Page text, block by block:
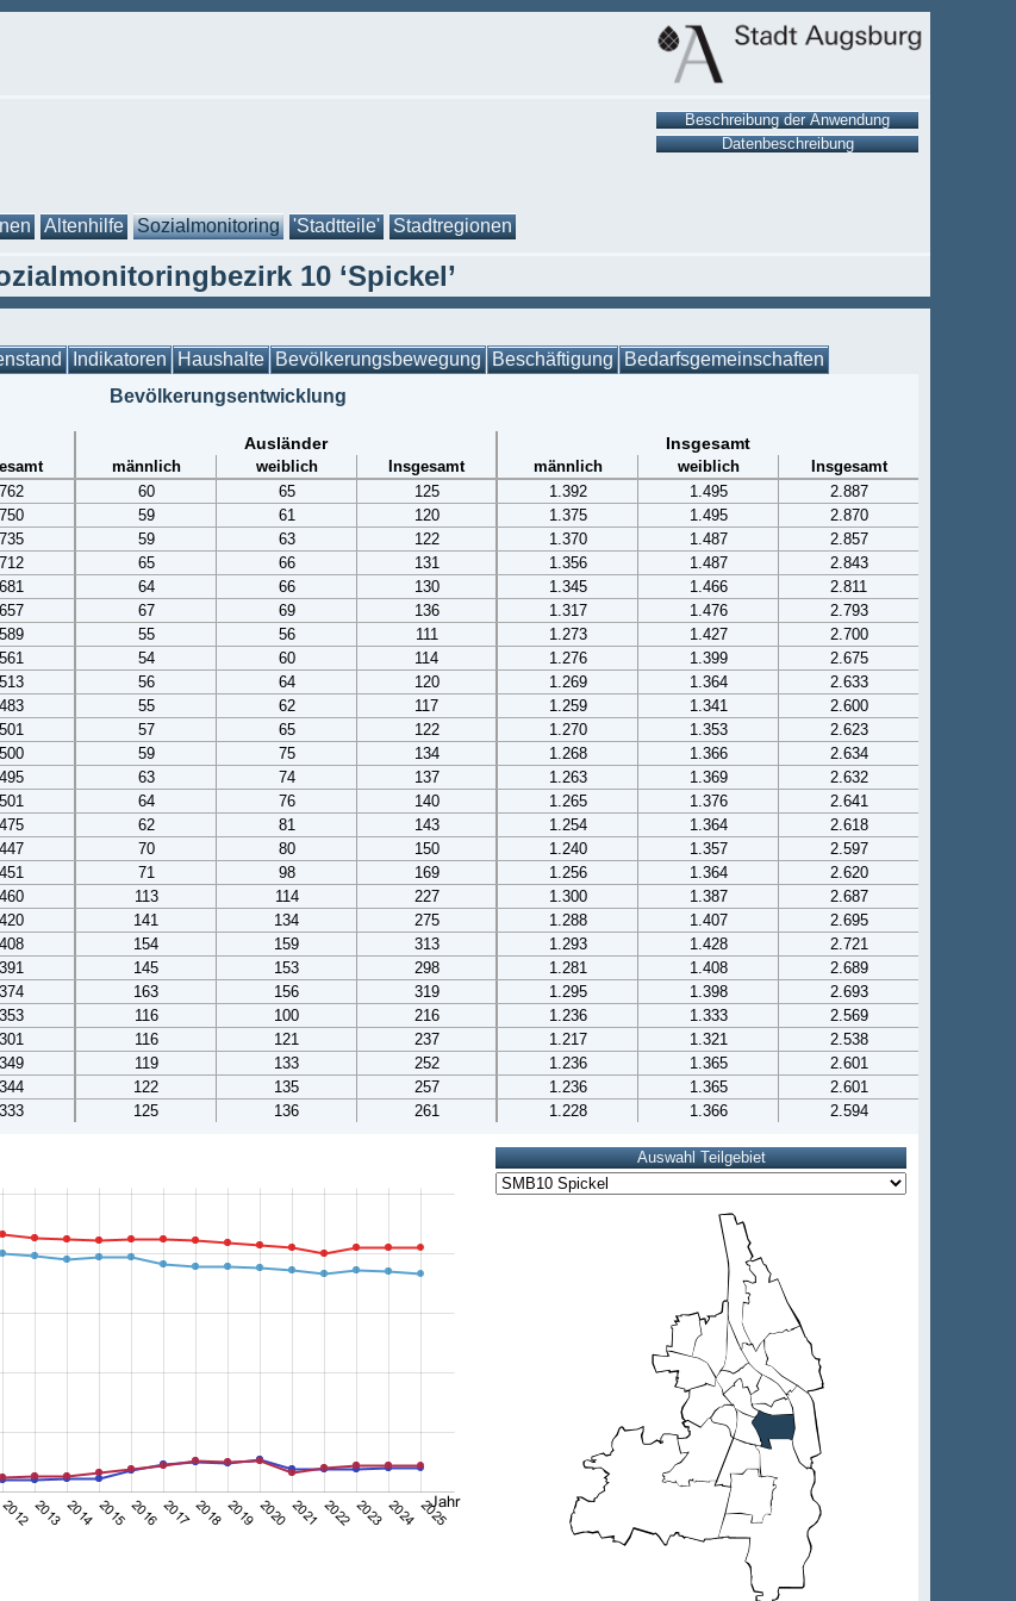
Altenhilfe Sozialmonitoring 'Stadtteile' Stadtregionen
10 ‘Spickel’
Indikatoren Haushalte Bevölkerungsbewegung Beschäftigung Bedarfsgemeinschaften
Bevölkerungsentwicklung
Ausländer Insgesamt
männlich weiblich Insgesamt männlich weiblich
Insgesamt
60 65 125 1.392 1.495
2.887
59 61 120 1.375 1.495
2.870
59 63 122 1.370 1.487
2.857
65 66 131 1.356 1.487
2.843
64 66 130 1.345 1.466
2.811
67 69 136 1.317 1.476
2.793
55 56 111 1.273 1.427
2.700
54 60 114 1.276 1.399
2.675
56 64 120 1.269 1.364
2.633
55 62 117 1.259 1.341
2.600
57 65 122 1.270 1.353
2.623
59 75 134 1.268 1.366
2.634
63 74 137 1.263 1.369
2.632
64 76 140 1.265 1.376
2.641
62 81 143 1.254 1.364
2.618
70 80 150 1.240 1.357
2.597
71 98 169 1.256 1.364
2.620
113 114 227 1.300 1.387
2.687
141 134 275 1.288 1.407
2.695
154 159 313 1.293 1.428
2.721
145 153 298 1.281 1.408
2.689
163 156 319 1.295 1.398
2.693
116 100 216 1.236 1.333
2.569
116 121 237 1.217 1.321
2.538
119 133 252 1.236 1.365
2.601
122 135 257 1.236 1.365
2.601
125 136 261 1.228 1.366 2.594